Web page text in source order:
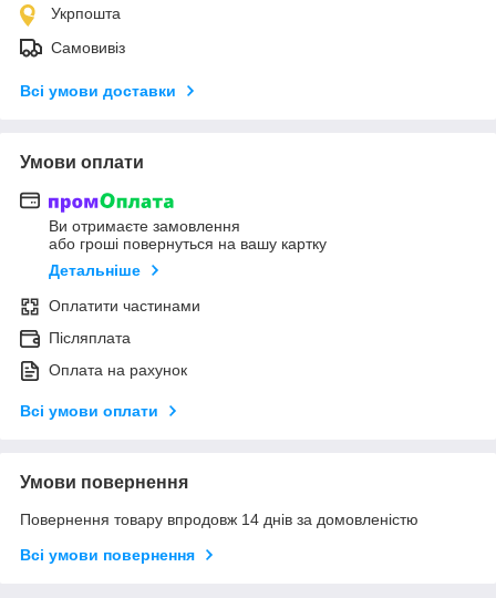
Укрпошта
Самовивіз
Всі умови доставки
Умови оплати
Ви отримаєте замовлення
або гроші повернуться на вашу картку
Детальніше
Оплатити частинами
Післяплата
Оплата на рахунок
Всі умови оплати
Умови повернення
Повернення товару впродовж 14 днів за домовленістю
Всі умови повернення